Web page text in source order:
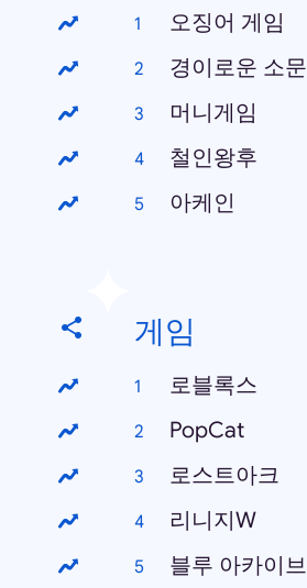
오징어 게임
경이로운 소문
머니게임
철인왕후
아케인
게임
로블록스
PopCat
로스트아크
리니지W
블루 아카이브